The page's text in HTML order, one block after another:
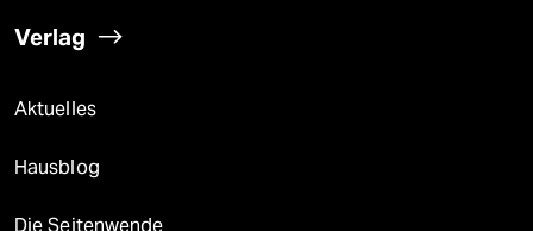
Verlag
Aktuelles
Hausblog
Die Seitenwende